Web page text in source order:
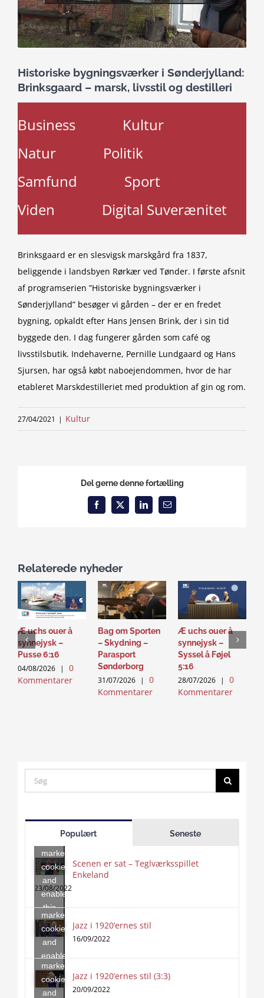
Historiske bygningsværker i Sønderjylland:
Brinksgaard – marsk, livsstil og destilleri
Business
Kultur
Natur
Politik
Samfund
Sport
Viden
Digital Suverænitet
Brinksgaard er en slesvigsk marskgård fra 1837,
beliggende i landsbyen Rørkær ved Tønder. I første afsnit
af programserien ”Historiske bygningsværker i
Sønderjylland” besøger vi gården – der er en fredet
bygning, opkaldt efter Hans Jensen Brink, der i sin tid
byggede den. I dag fungerer gården som café og
livsstilsbutik. Indehaverne, Pernille Lundgaard og Hans
Sjursen, har også købt naboejendommen, hvor de har
etableret Marskdestilleriet med produktion af gin og rom.
27/04/2021 | Kultur
Del gerne denne fortælling
Facebook
X LinkedInEmail
Relaterede nyheder
Æ uchs ouer å
synnejysk –
Pusse 6:16
04/08/2026 |
0
Kommentarer
Bag om Sporten
– Skydning –
Parasport
Sønderborg
31/07/2026 |
0
Kommentarer
Æ uchs ouer å
synnejysk –
Syssel å Føjel
5:16
28/07/2026 |
0
Kommentarer
Search
for:
Populært Seneste
accept
marketing
cookies
and
enable
this
content
Scenen er sat – Teglværksspillet
Enkeland
23/08/2022
Click
to
marketing
cookies
and
enable
this
content
Jazz i 1920’ernes stil
16/09/2022
Click
to
accept
marketing
cookies
and
Jazz i 1920’ernes stil (3:3)
20/09/2022